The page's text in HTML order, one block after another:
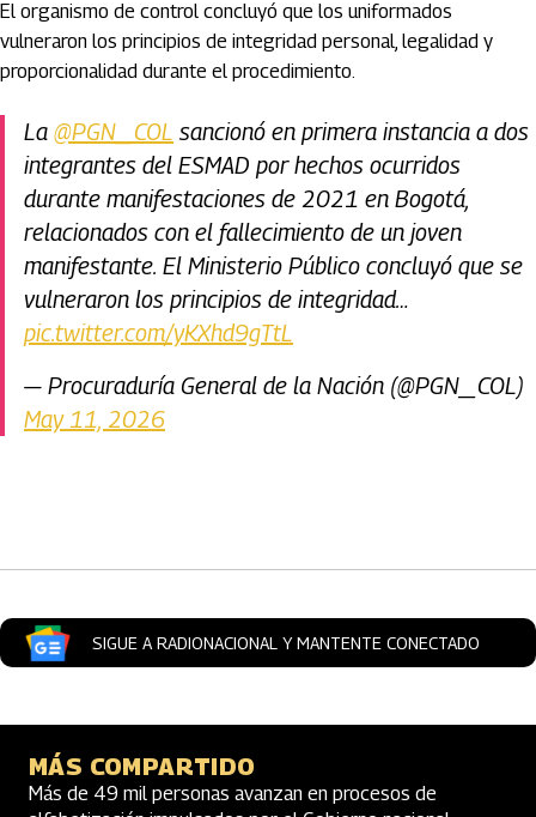
El organismo de control concluyó que los uniformados
vulneraron los principios de integridad personal, legalidad y
proporcionalidad durante el procedimiento.
La @PGN_COL sancionó en primera instancia a dos
integrantes del ESMAD por hechos ocurridos
durante manifestaciones de 2021 en Bogotá,
relacionados con el fallecimiento de un joven
manifestante. El Ministerio Público concluyó que se
vulneraron los principios de integridad…
pic.twitter.com/yKXhd9gTtL
— Procuraduría General de la Nación (@PGN_COL)
May 11, 2026
SIGUE A RADIONACIONAL Y MANTENTE CONECTADO
MÁS COMPARTIDO
Más de 49 mil personas avanzan en procesos de